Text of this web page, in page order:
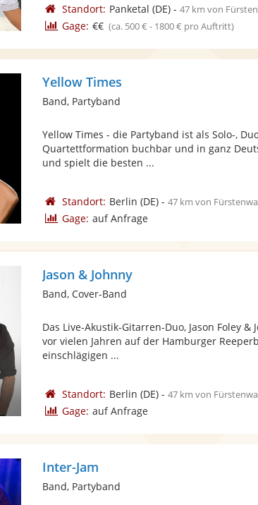
Standort: Panketal (DE)- 47 km von
Gage: €€ (ca. 500 € - 1800 € pro Auftritt)
Yellow Times
Band, Partyband
Yellow Times - die Partyband ist als Solo-,
Quartettformation buchbar und in ganz
und spielt die besten ...
Standort: Berlin (DE)- 47 km von
Gage: auf Anfrage
Jason & Johnny
Band, Cover-Band
Das Live-Akustik-Gitarren-Duo, Jason Foley &
vor vielen Jahren auf der Hamburger
einschlägigen ...
Standort: Berlin (DE)- 47 km von
Gage: auf Anfrage
Inter-Jam
Band, Partyband